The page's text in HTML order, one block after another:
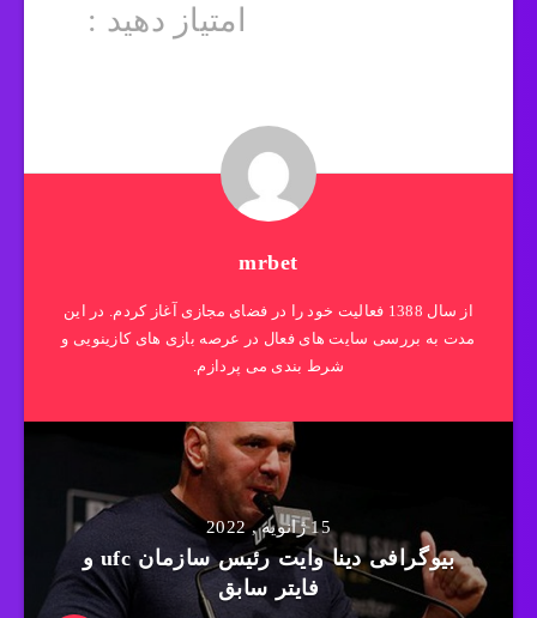
امتیاز دهید :
mrbet
از سال 1388 فعالیت خود را در فضای مجازی آغاز کردم. در این
مدت به بررسی سایت های فعال در عرصه بازی های کازینویی و
شرط بندی می پردازم.
15 ژانویه , 2022
بیوگرافی دینا وایت رئیس سازمان ufc و
فایتر سابق